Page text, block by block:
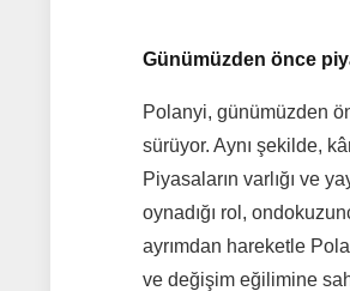
Günümüzden önce
Polanyi, günümüzden
sürüyor. Aynı şekilde,
Piyasaların varlığı ve
oynadığı rol,
ayrımdan hareketle
ve değişim eğilimine